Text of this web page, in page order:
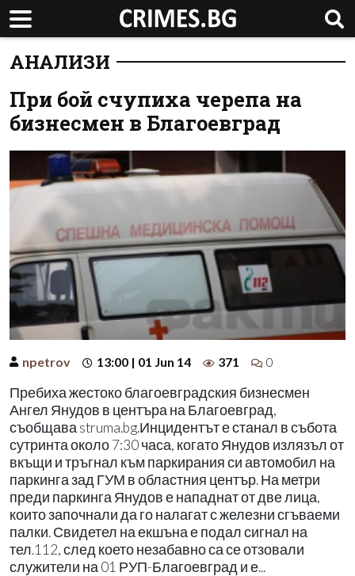
АНАЛИЗИ
При бой счупиха черепа на
бизнесмен в Благоевград
npetrov 13:00 | 01 Jun 14 371 0
Пребиха жестоко благоевградския бизнесмен
Ангел Янудов в центъра на Благоевград,
съобщава struma.bg.Инцидентът е станал в събота
сутринта около 7:30 часа, когато Янудов излязъл от
вкъщи и тръгнал към паркирания си автомобил на
паркинга зад ГУМ в областния център. На метри
преди паркинга Янудов е нападнат от две лица,
които започнали да го налагат с железни сгъваеми
палки. Свидетел на екшъна е подал сигнал на
тел.112, след което незабавно са се отзовали
служители на 01 РУП-Благоевград и е...